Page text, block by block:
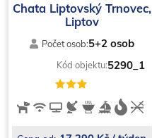
Chata Liptovský Trnovec,
Liptov
Počet osob:5+2 osob
Kód objektu:5290_1